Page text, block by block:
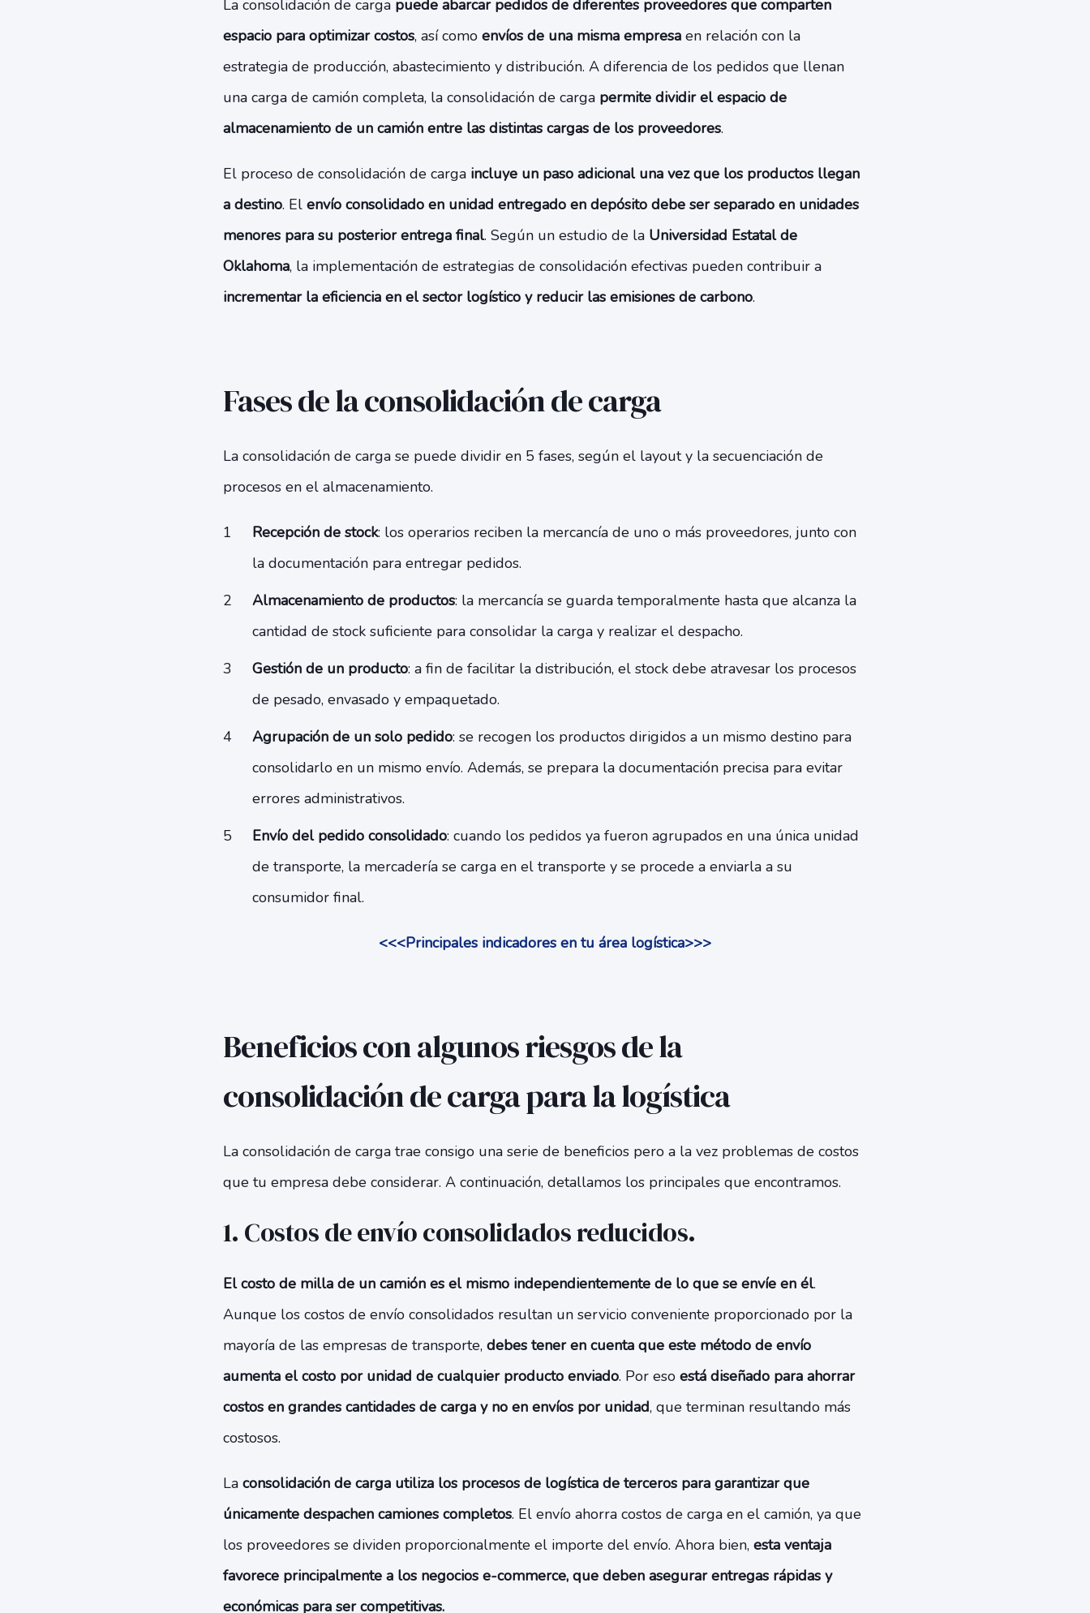
La consolidación de carga puede abarcar pedidos de diferentes proveedores que comparten
espacio para optimizar costos, así como envíos de una misma empresaen relación con la
estrategia de producción, abastecimiento y distribución. A diferencia de los pedidos que llenan
una carga de camión completa, la consolidación de carga permite dividir el espacio de
almacenamiento de un camión entre las distintas cargas de los proveedores.
El proceso de consolidación de carga incluye un paso adicional una vez que los productos llegan
a destino. El envío consolidado en unidad entregado en depósito debe ser separado en unidades
menores para su posterior entrega final. Según un estudio de la Universidad Estatal de
Oklahoma, la implementación de estrategias de consolidación efectivas pueden contribuir a
incrementar la eficiencia en el sector logístico y reducir las emisiones de carbono.
Fases de la consolidación de carga
La consolidación de carga se puede dividir en 5 fases, según el layout y la secuenciación de
procesos en el almacenamiento.
Recepción de stock: los operarios reciben la mercancía de uno o más proveedores, junto con
la documentación para entregar pedidos.
Almacenamiento de productos: la mercancía se guarda temporalmente hasta que alcanza la
cantidad de stock suficiente para consolidar la carga y realizar el despacho.
Gestión de un producto: a fin de facilitar la distribución, el stock debe atravesar los procesos
de pesado, envasado y empaquetado.
Agrupación de un solo pedido: se recogen los productos dirigidos a un mismo destino para
consolidarlo en un mismo envío. Además, se prepara la documentación precisa para evitar
errores administrativos.
Envío del pedido consolidado: cuando los pedidos ya fueron agrupados en una única unidad
de transporte, la mercadería se carga en el transporte y se procede a enviarla a su
consumidor final.
<<<Principales indicadores en tu área logística>>>
Beneficios con algunos riesgos de la
consolidación de carga para la logística
La consolidación de carga trae consigo una serie de beneficios pero a la vez problemas de costos
que tu empresa debe considerar. A continuación, detallamos los principales que encontramos.
1. Costos de envío consolidados reducidos.
El costo de milla de un camión es el mismo independientemente de lo que se envíe en él.
Aunque los costos de envío consolidados resultan un servicio conveniente proporcionado por la
mayoría de las empresas de transporte, debes tener en cuenta que este método de envío
aumenta el costo por unidad de cualquier producto enviado. Por eso está diseñado para ahorrar
costos en grandes cantidades de carga y no en envíos por unidad, que terminan resultando más
costosos.
La consolidación de carga utiliza los procesos de logística de terceros para garantizar que
únicamente despachen camiones completos. El envío ahorra costos de carga en el camión, ya que
los proveedores se dividen proporcionalmente el importe del envío. Ahora bien, esta ventaja
favorece principalmente a los negocios e-commerce, que deben asegurar entregas rápidas y
económicas para ser competitivas.